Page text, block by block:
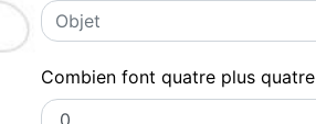
Combien font quatre plus quatre